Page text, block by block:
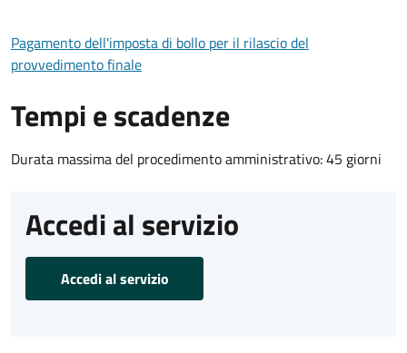
Pagamento dell'imposta di bollo per il rilascio del
provvedimento finale
Tempi e scadenze
Durata massima del procedimento amministrativo: 45 giorni
Accedi al servizio
Accedi al servizio